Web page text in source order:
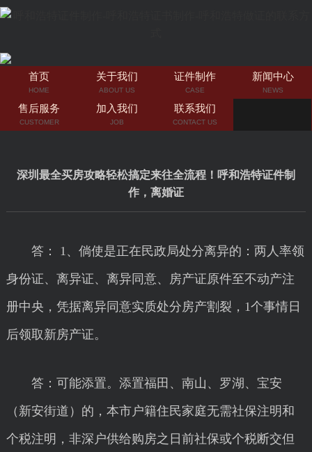
首页
HOME
关于我们
ABOUT US
证件制作
CASE
新闻中心
NEWS
售后服务
CUSTOMER
加入我们
JOB
联系我们
CONTACT US
深圳最全买房攻略轻松搞定来往全流程！呼和浩特证件制
作，离婚证
答： 1、倘使是正在民政局处分离异的：两人率领
身份证、离异证、离异同意、房产证原件至不动产注
册中央，凭据离异同意实质处分房产割裂，1个事情日
后领取新房产证。
答：可能添置。添置福田、南山、罗湖、宝安
（新安街道）的，本市户籍住民家庭无需社保注明和
个税注明，非深户供给购房之日前社保或个税断交但